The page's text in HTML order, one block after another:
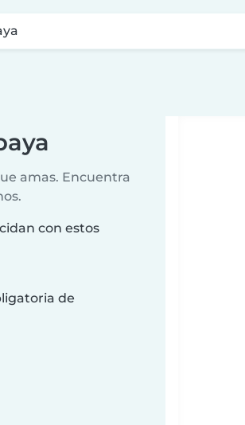
amas. Encuentra
con estos
de